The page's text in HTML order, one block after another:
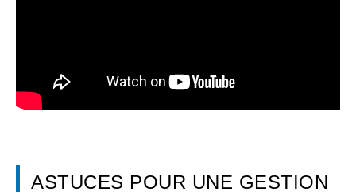
ASTUCES POUR UNE GESTION